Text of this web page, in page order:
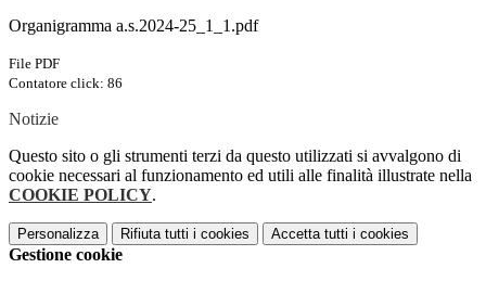
Organigramma a.s.2024-25_1_1.pdf
File PDF
Contatore click: 86
Notizie
Questo sito o gli strumenti terzi da questo utilizzati si avvalgono di
cookie necessari al funzionamento ed utili alle finalità illustrate nella
COOKIE POLICY.
Personalizza Rifiuta tutti i cookies Accetta tutti i cookies
Gestione cookie